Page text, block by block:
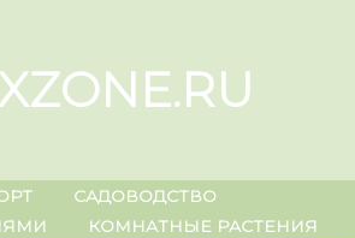
САДОВОДСТВО
КОМНАТНЫЕ РАСТЕНИЯ